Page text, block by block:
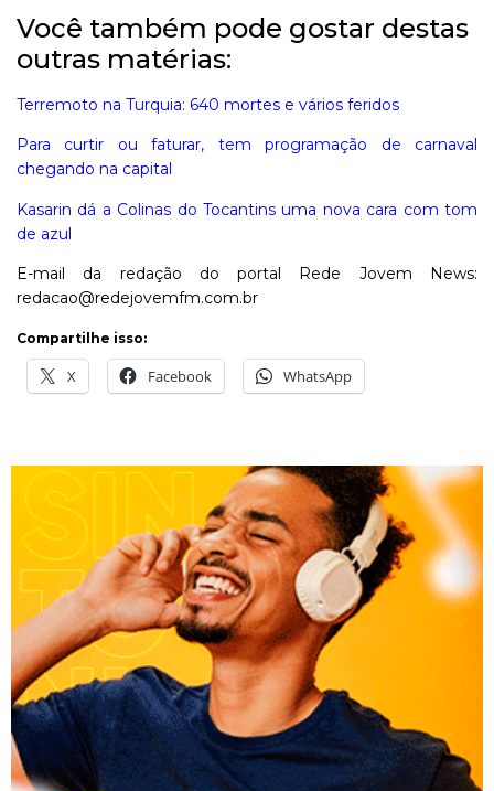
Você também pode gostar destas
outras matérias:
Terremoto na Turquia: 640 mortes e vários feridos
Para curtir ou faturar, tem programação de carnaval
chegando na capital
Kasarin dá a Colinas do Tocantins uma nova cara com tom
de azul
E-mail da redação do portal Rede Jovem News:
redacao@redejovemfm.com.br
Compartilhe isso:
X Facebook WhatsApp